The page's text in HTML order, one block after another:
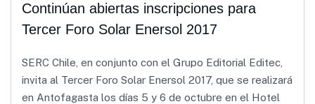
Continúan abiertas inscripciones para
Tercer Foro Solar Enersol 2017
SERC Chile, en conjunto con el Grupo Editorial Editec,
invita al Tercer Foro Solar Enersol 2017, que se realizará
en Antofagasta los días 5 y 6 de octubre en el Hotel